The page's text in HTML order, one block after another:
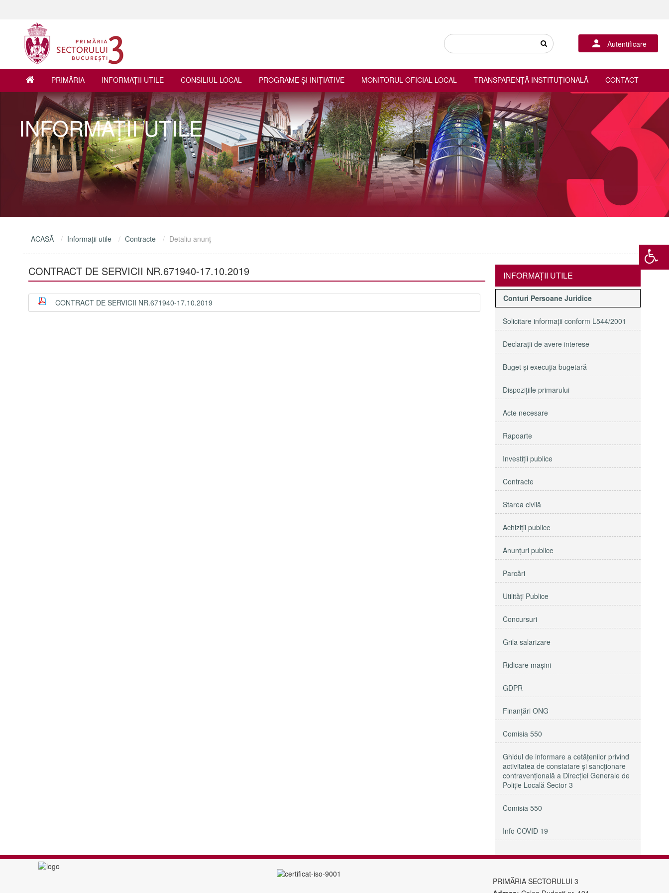
Autentificare
PRIMĂRIA INFORMAŢII UTILE CONSILIUL LOCAL PROGRAME ŞI INIŢIATIVE MONITORUL OFICIAL LOCAL TRANSPARENȚĂ INSTITUȚIONALĂ CONTACT
INFORMAŢII UTILE
ACASĂ Informaţii utile Contracte Detaliu anunţ
CONTRACT DE SERVICII NR.671940-17.10.2019
CONTRACT DE SERVICII NR.671940-17.10.2019
INFORMAŢII UTILE
Conturi Persoane Juridice
Solicitare informaţii conform L544/2001
Declaraţii de avere interese
Buget şi execuţia bugetară
Dispoziţiile primarului
Acte necesare
Rapoarte
Investiţii publice
Contracte
Starea civilă
Achiziţii publice
Anunţuri publice
Parcări
Utilităţi Publice
Concursuri
Grila salarizare
Ridicare maşini
GDPR
Finanțări ONG
Comisia 550
Ghidul de informare a cetățenilor privind
activitatea de constatare și sancționare
contravențională a Direcției Generale de
Poliție Locală Sector 3
Comisia 550
Info COVID 19
PRIMĂRIA SECTORULUI 3